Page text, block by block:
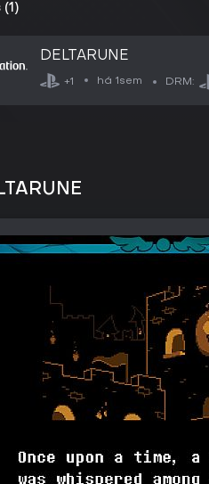
DELTARUNE
+1 há 1sem DRM: